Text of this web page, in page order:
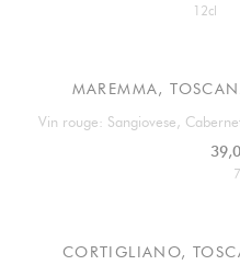
12cl
MAREMMA,
Vin rouge: Sangiovese,
CORTIGLIANO,